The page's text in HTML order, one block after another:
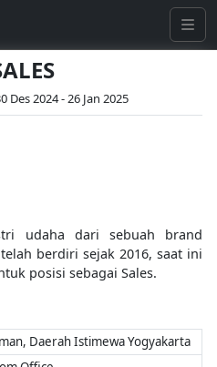
Des 2024 - 26 Jan 2025
udaha dari sebuah brand
berdiri sejak 2016, saat ini
posisi sebagai Sales.
Daerah Istimewa Yogyakarta